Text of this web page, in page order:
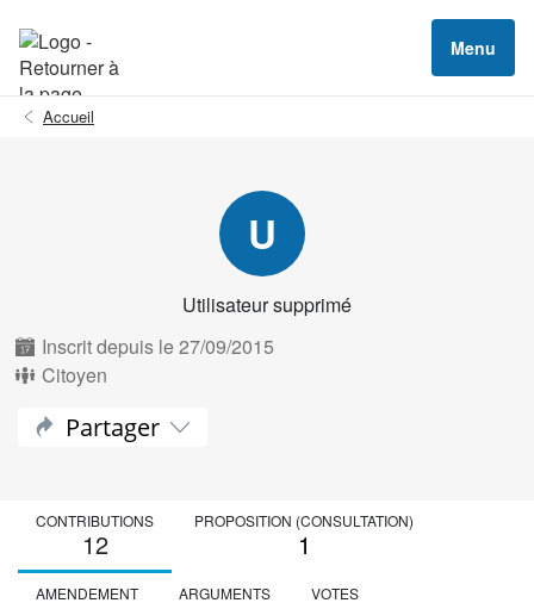
Menu
Accueil
U
Utilisateur supprimé
Inscrit depuis le 27/09/2015
Citoyen
Partager
CONTRIBUTIONS
12
PROPOSITION (CONSULTATION)
1
AMENDEMENT ARGUMENTS VOTES